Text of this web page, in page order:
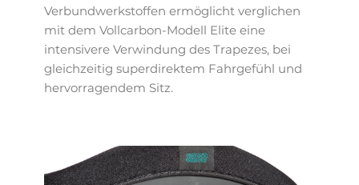
Verbundwerkstoffen ermöglicht verglichen
mit dem Vollcarbon-Modell Elite eine
intensivere Verwindung des Trapezes, bei
gleichzeitig superdirektem Fahrgefühl und
hervorragendem Sitz.